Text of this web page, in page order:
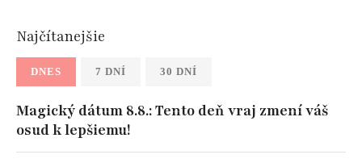
Najčítanejšie
DNES 7 DNÍ 30 DNÍ
Magický dátum 8.8.: Tento deň vraj zmení váš
osud k lepšiemu!